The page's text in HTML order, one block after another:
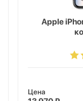
Apple
Цена